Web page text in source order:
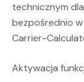
technicznym
bezpośrednio
Carrier-
Aktywacja